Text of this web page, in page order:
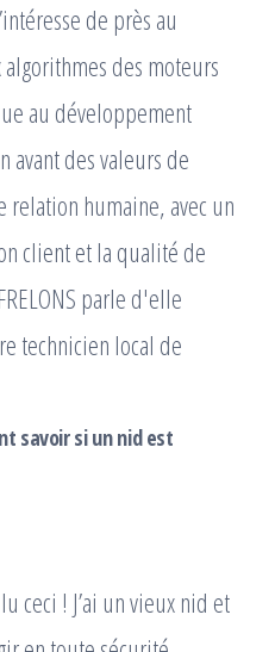
de près au
des moteurs
au développement
avant des valeurs de
humaine, avec un
client et la qualité de
parle d'elle
technicien local de
savoir si un nid est
ceci ! J’ai un vieux nid et